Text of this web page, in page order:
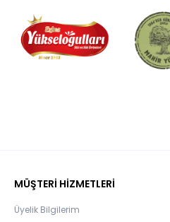
MÜŞTERİ HİZMETLERİ
Üyelik Bilgilerim